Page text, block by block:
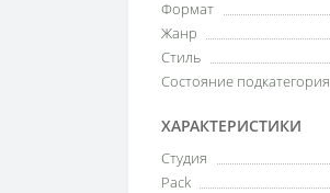
Формат
Жанр
Стиль
Состояние подкатегория
ХАРАКТЕРИСТИКИ
Студия
Pack